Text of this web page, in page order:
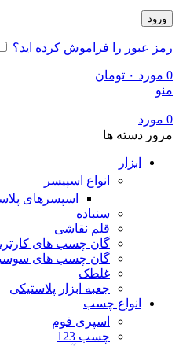
ورود
رمز عبور را فراموش کرده اید؟
0 مورد ۰ تومان
منو
0 مورد
مرور دسته ها
ابزار
انواع اسپیسر
اسپسرهای
سنباده
قلم نقاشی
گان چسب های
گان چسب های
غلطک
جعبه ابزار پلاستیکی
انواع چسب
اسپری فوم
چسب 123